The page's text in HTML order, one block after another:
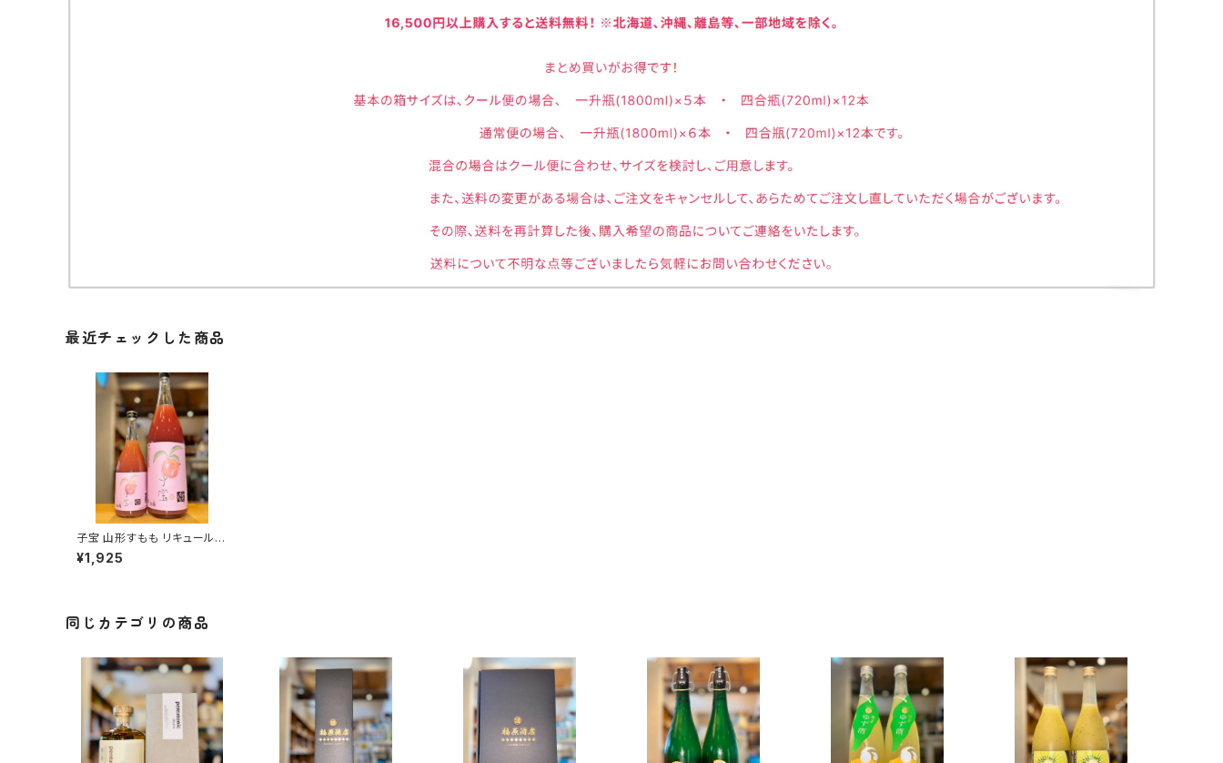
最近チェックした商品
子宝 山形すもも リキュール 7
20ml１本（楯の川酒造・山形
県酒田市山楯字清水田）
¥1,925
同じカテゴリの商品